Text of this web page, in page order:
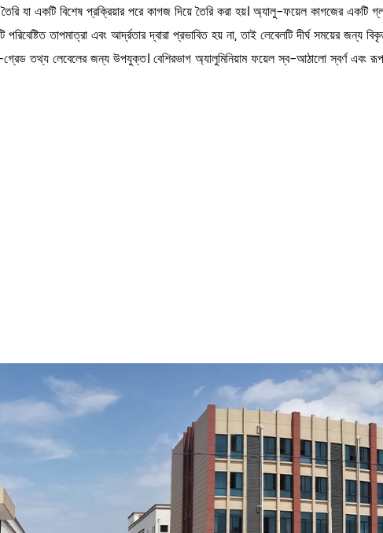
তৈরি যা একটি বিশেষ প্রক্রিয়ার পরে কাগজ দিয়ে তৈরি করা হয়। অ্যালু-ফয়েল কাগজের
পরিবেষ্টিত তাপমাত্রা এবং আর্দ্রতার দ্বারা প্রভাবিত হয় না, তাই লেবেলটি দীর্ঘ সময়ের জন্য
তথ্য লেবেলের জন্য উপযুক্ত। বেশিরভাগ অ্যালুমিনিয়াম ফয়েল স্ব-আঠালো স্বর্ণ এবং